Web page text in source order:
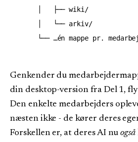
    │   ├── wiki/
    │   └── arkiv/
Genkender du
din desktop-version fra Del 1,
Den enkelte medarbejders
næsten ikke - de kører deres
Forskellen er, at deres AI nuogså